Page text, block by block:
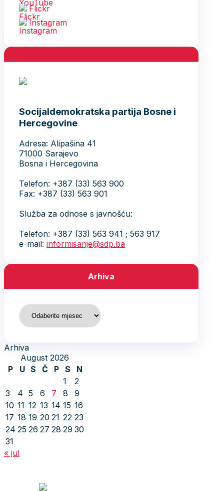
Flickr
Instagram
Socijaldemokratska partija Bosne i
Hercegovine
Adresa: Alipašina 41
71000 Sarajevo
Bosna i Hercegovina
Telefon: +387 (33) 563 900
Fax: +387 (33) 563 901
Služba za odnose s javnošću:
Telefon: +387 (33) 563 941 ; 563 917
e-mail: informisanje@sdp.ba
Arhiva
Arhiva
Arhiva
August 2026
P
U S Č P S
N
1
2
3
4 5 6 7 8
9
10 11 12 13 14 15 16
17 18 19 20 21 22 23
24 25 26 27 28 29 30
31
« jul